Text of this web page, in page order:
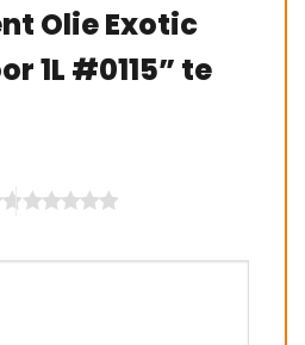
Olie Exotic
1L #0115” te